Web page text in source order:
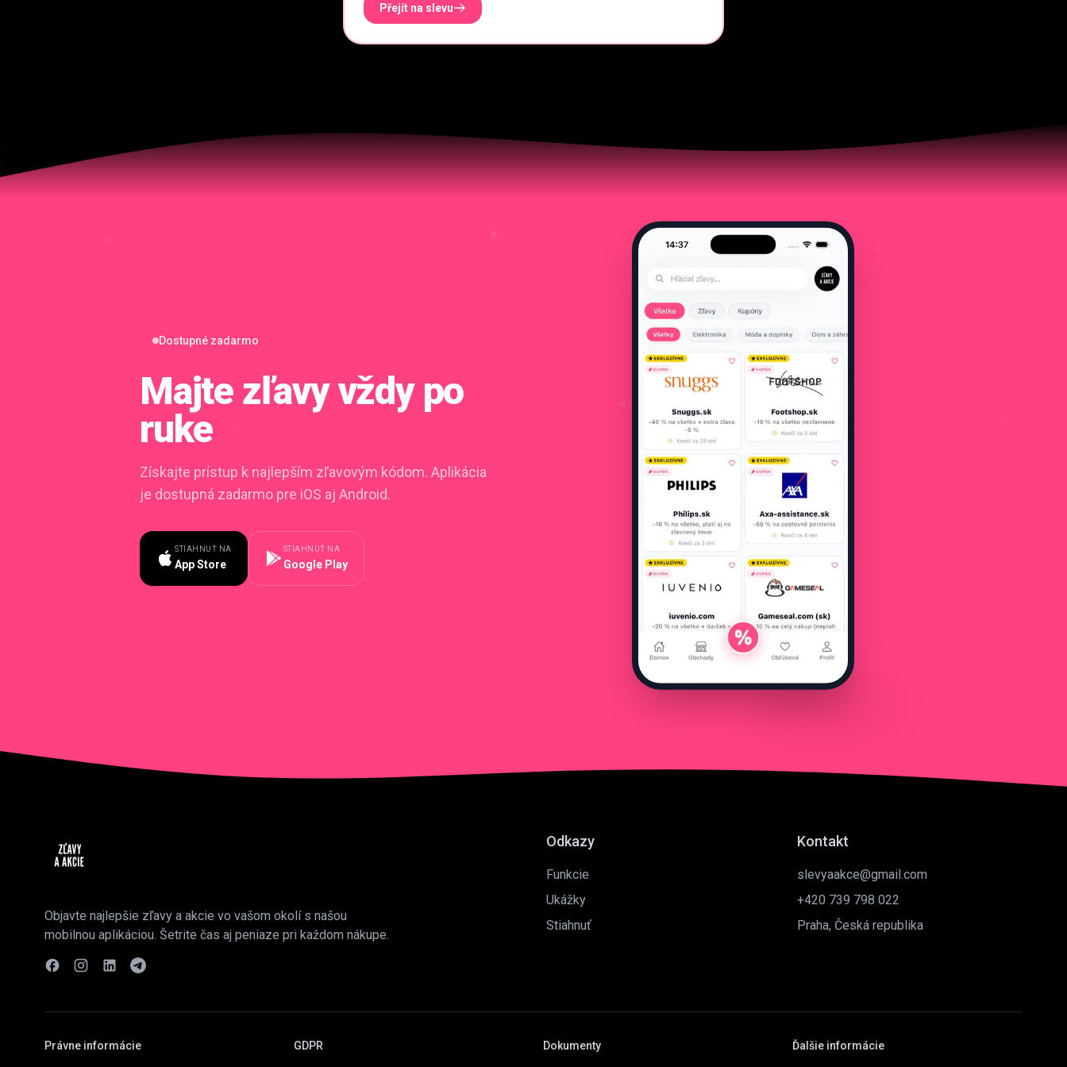
Přejít na slevu
Dostupné zadarmo
Majte zľavyvždy po
ruke
Získajte prístup k najlepším zľavovým kódom. Aplikácia
je dostupná zadarmo pre iOS aj Android.
STIAHNUŤ NA
App Store
STIAHNUŤ NA
Google Play
Objavte najlepšie zľavy a akcie vo vašom okolí s našou
mobilnou aplikáciou. Šetrite čas aj peniaze pri každom nákupe.
Odkazy
Funkcie
Ukážky
Stiahnuť
Kontakt
slevyaakce@gmail.com
+420 739 798 022
Praha, Česká republika
Právne informácie GDPR Dokumenty Ďalšie informácie